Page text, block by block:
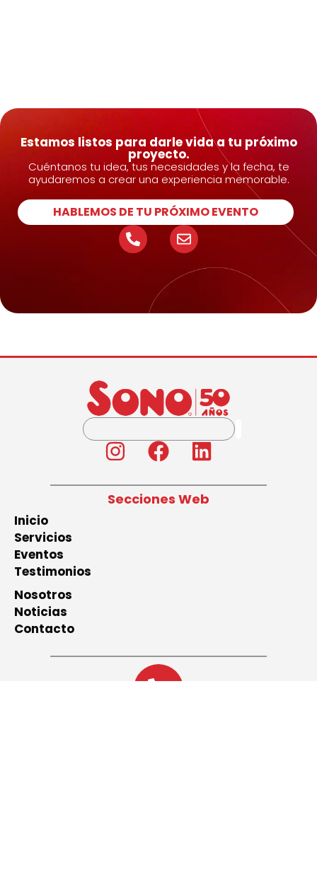
Estamos listos para darle vida a tu próximo
proyecto.
Cuéntanos tu idea, tus necesidades y la fecha, te
ayudaremos a crear una experiencia memorable.
HABLEMOS DE TU PRÓXIMO EVENTO
Secciones Web
Inicio
Servicios
Eventos
Testimonios
Nosotros
Noticias
Contacto